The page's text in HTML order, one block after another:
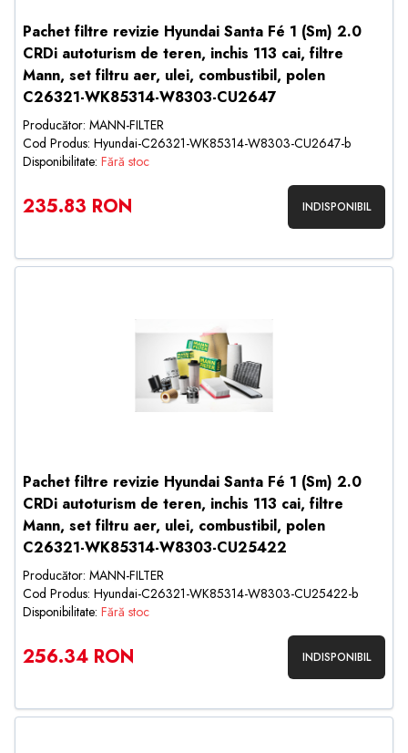
Pachet filtre revizie Hyundai Santa Fé 1 (Sm) 2.0
CRDi autoturism de teren, inchis 113 cai, filtre
Mann, set filtru aer, ulei, combustibil, polen
C26321-WK85314-W8303-CU2647
Producător: MANN-FILTER
Cod Produs: Hyundai-C26321-WK85314-W8303-CU2647-b
Disponibilitate: Fără stoc
235.83 RON INDISPONIBIL
Pachet filtre revizie Hyundai Santa Fé 1 (Sm) 2.0
CRDi autoturism de teren, inchis 113 cai, filtre
Mann, set filtru aer, ulei, combustibil, polen
C26321-WK85314-W8303-CU25422
Producător: MANN-FILTER
Cod Produs: Hyundai-C26321-WK85314-W8303-CU25422-b
Disponibilitate: Fără stoc
256.34 RON INDISPONIBIL